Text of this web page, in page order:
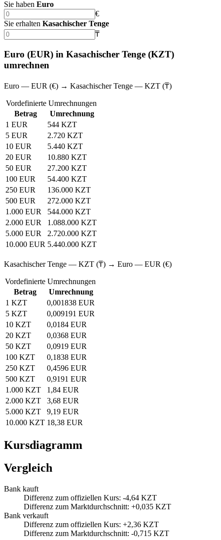
Sie haben Euro
€
Sie erhalten Kasachischer Tenge
₸
Euro (EUR) in Kasachischer Tenge (KZT)
umrechnen
Euro — EUR (€) → Kasachischer Tenge — KZT (₸)
Vordefinierte Umrechnungen
Betrag
Umrechnung
1 EUR
544 KZT
5 EUR
2.720 KZT
10 EUR
5.440 KZT
20 EUR
10.880 KZT
50 EUR
27.200 KZT
100 EUR
54.400 KZT
250 EUR
136.000 KZT
500 EUR
272.000 KZT
1.000 EUR
544.000 KZT
2.000 EUR
1.088.000 KZT
5.000 EUR
2.720.000 KZT
10.000 EUR 5.440.000 KZT
Kasachischer Tenge — KZT (₸) → Euro — EUR (€)
Vordefinierte Umrechnungen
Betrag
Umrechnung
1 KZT
0,001838 EUR
5 KZT
0,009191 EUR
10 KZT
0,0184 EUR
20 KZT
0,0368 EUR
50 KZT
0,0919 EUR
100 KZT
0,1838 EUR
250 KZT
0,4596 EUR
500 KZT
0,9191 EUR
1.000 KZT
1,84 EUR
2.000 KZT
3,68 EUR
5.000 KZT
9,19 EUR
10.000 KZT 18,38 EUR
Kursdiagramm
Vergleich
Bank kauft
Differenz zum offiziellen Kurs: -4,64 KZT
Differenz zum Marktdurchschnitt: +0,035 KZT
Bank verkauft
Differenz zum offiziellen Kurs: +2,36 KZT
Differenz zum Marktdurchschnitt: -0,715 KZT